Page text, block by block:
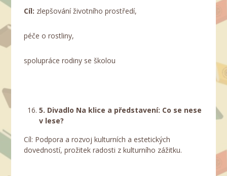
Cíl: zlepšování životního prostředí,
péče o rostliny,
spolupráce rodiny se školou
5. Divadlo Na klice a představení: Co se nese
v lese?
Cíl: Podpora a rozvoj kulturních a estetických
dovedností, prožitek radosti z kulturního zážitku.